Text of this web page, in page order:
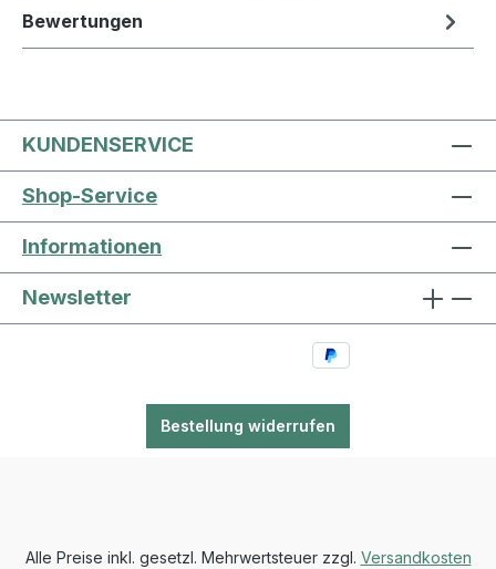
Bewertungen
KUNDENSERVICE
Shop-Service
Informationen
Newsletter
Bestellung widerrufen
Alle Preise inkl. gesetzl. Mehrwertsteuer zzgl. Versandkosten